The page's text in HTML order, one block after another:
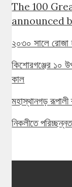
The 100
announced
২০৩০ সালে রোজা
কিশোরগঞ্জের ১০
কাল
মহাস্থানগড় রূপালী
নিকলীতে